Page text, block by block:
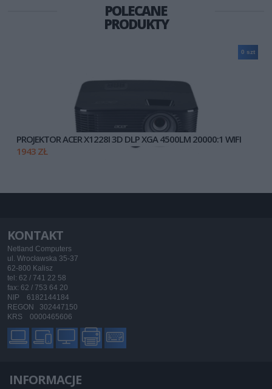
POLECANE
PRODUKTY
PROJEKTOR ACER X1228I 3D DLP XGA 4500LM 20000:1 WIFI
1943 ZŁ
0 szt
KONTAKT
Netland Computers
ul. Wrocławska 35-37
62-800 Kalisz
tel: 62 / 741 22 58
fax: 62 / 753 64 20
NIP 6182144184
REGON 302447150
KRS 0000465606
INFORMACJE